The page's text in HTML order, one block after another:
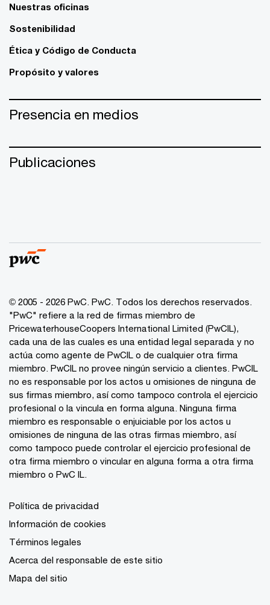
Nuestras oficinas
Sostenibilidad
Ética y Código de Conducta
Propósito y valores
Presencia en medios
Publicaciones
© 2005 - 2026 PwC. PwC. Todos los derechos reservados.
"PwC" refiere a la red de firmas miembro de
PricewaterhouseCoopers International Limited (PwCIL),
cada una de las cuales es una entidad legal separada y no
actúa como agente de PwCIL o de cualquier otra firma
miembro. PwCIL no provee ningún servicio a clientes. PwCIL
no es responsable por los actos u omisiones de ninguna de
sus firmas miembro, así como tampoco controla el ejercicio
profesional o la vincula en forma alguna. Ninguna firma
miembro es responsable o enjuiciable por los actos u
omisiones de ninguna de las otras firmas miembro, así
como tampoco puede controlar el ejercicio profesional de
otra firma miembro o vincular en alguna forma a otra firma
miembro o PwC IL.
Política de privacidad
Información de cookies
Términos legales
Acerca del responsable de este sitio
Mapa del sitio